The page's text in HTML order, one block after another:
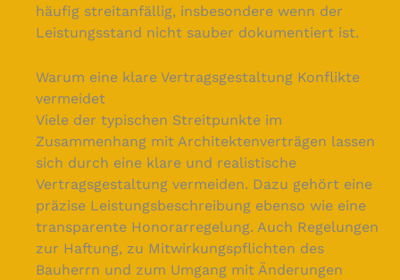
häufig streitanfällig, insbesondere wenn der
Leistungsstand nicht sauber dokumentiert ist.
Warum eine klare Vertragsgestaltung Konflikte
vermeidet
Viele der typischen Streitpunkte im
Zusammenhang mit Architektenverträgen lassen
sich durch eine klare und realistische
Vertragsgestaltung vermeiden. Dazu gehört eine
präzise Leistungsbeschreibung ebenso wie eine
transparente Honorarregelung. Auch Regelungen
zur Haftung, zu Mitwirkungspflichten des
Bauherrn und zum Umgang mit Änderungen